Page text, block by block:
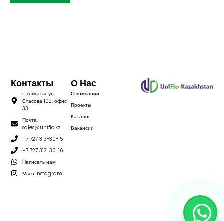
О Нас
О компании
Проекты
Каталог
Вакансии
Контакты
г. Алматы, ул.
Стасова 102, офис
33
Почта:
sales@uniflo.kz
+7 727 313-30-15
+7 727 313-30-16
Написать нам
Мы в Instagram